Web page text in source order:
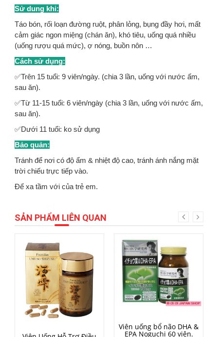
Sử dung khi:
Táo bón, rối loạn đường ruột, phân lỏng, bụng đầy hơi, mất
cảm giác ngon miệng (chán ăn), khó tiêu, uống quá nhiều
(uống rượu quá mức), ợ nóng, buồn nôn …
Cách sử dụng:
✅Trên 15 tuổi: 9 viên/ngày. (chia 3 lần, uống với nước ấm,
sau ăn).
✅Từ 11-15 tuổi: 6 viên/ngày (chia 3 lần, uống với nước ấm,
sau ăn).
✅Dưới 11 tuổi: ko sử dụng
Bảo quản:
Tránh để nơi có độ ẩm & nhiệt độ cao, tránh ánh nắng mặt
trời chiếu trực tiếp vào.
Để xa tầm với của trẻ em.
SẢN PHẨM LIÊN QUAN
MUA HÀNG
MUA HÀNG
Viên uống bổ não DHA &
EPA Noguchi 60 viên.